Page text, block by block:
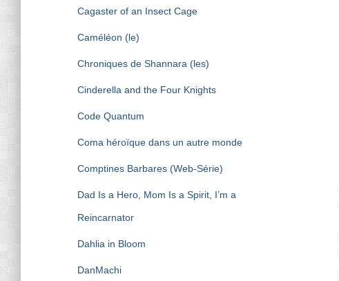
Cagaster of an Insect Cage
Caméléon (le)
Chroniques de Shannara (les)
Cinderella and the Four Knights
Code Quantum
Coma héroïque dans un autre monde
Comptines Barbares (Web-Série)
Dad Is a Hero, Mom Is a Spirit, I’m a
Reincarnator
Dahlia in Bloom
DanMachi